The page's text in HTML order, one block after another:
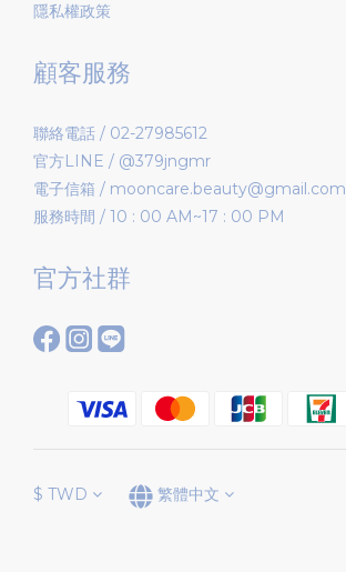
隱私權政策
顧客服務
聯絡電話 / 02-27985612
官方LINE / @379jngmr
電子信箱 / mooncare.beauty@gmail.com
服務時間 / 10 : 00 AM~17 : 00 PM
官方社群
$ TWD 繁體中文